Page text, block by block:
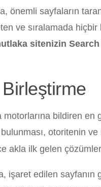
önemli sayfaların
ve sıralamada hiçbir
sitenizin
bildiren en
otoritenin
akla ilk gelen
işaret edilen sayfanın